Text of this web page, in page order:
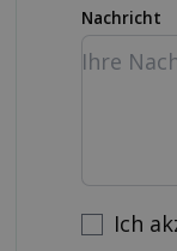
Nachricht
Ich